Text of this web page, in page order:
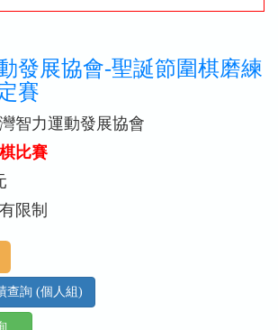
發展協會-聖誕節圍棋磨練
賽
智力運動發展協會
比賽
限制
查詢 (個人組)